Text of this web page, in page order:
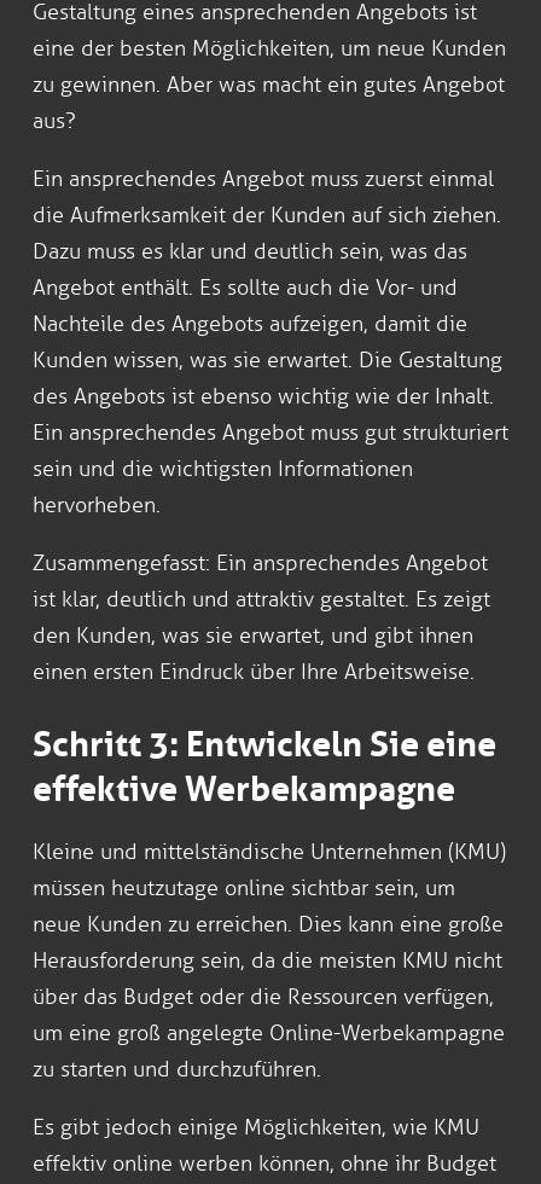
Gestaltung eines ansprechenden Angebots ist
eine der besten Möglichkeiten, um neue Kunden
zu gewinnen. Aber was macht ein gutes Angebot
aus?
Ein ansprechendes Angebot muss zuerst einmal
die Aufmerksamkeit der Kunden auf sich ziehen.
Dazu muss es klar und deutlich sein, was das
Angebot enthält. Es sollte auch die Vor- und
Nachteile des Angebots aufzeigen, damit die
Kunden wissen, was sie erwartet. Die Gestaltung
des Angebots ist ebenso wichtig wie der Inhalt.
Ein ansprechendes Angebot muss gut strukturiert
sein und die wichtigsten Informationen
hervorheben.
Zusammengefasst: Ein ansprechendes Angebot
ist klar, deutlich und attraktiv gestaltet. Es zeigt
den Kunden, was sie erwartet, und gibt ihnen
einen ersten Eindruck über Ihre Arbeitsweise.
Schritt 3: Entwickeln Sie eine
effektive Werbekampagne
Kleine und mittelständische Unternehmen (KMU)
müssen heutzutage online sichtbar sein, um
neue Kunden zu erreichen. Dies kann eine große
Herausforderung sein, da die meisten KMU nicht
über das Budget oder die Ressourcen verfügen,
um eine groß angelegte Online-Werbekampagne
zu starten und durchzuführen.
Es gibt jedoch einige Möglichkeiten, wie KMU
effektiv online werben können, ohne ihr Budget